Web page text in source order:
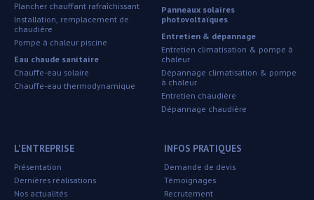
L'ENTREPRISE
Présentation
Dernières réalisations
Nos actualités
Plancher chauffant rafraîchissant
Installation, remplacement de
chaudière
Pompe à chaleur piscine
Eau chaude sanitaire
Chauffe-eau solaire
Chauffe-eau thermodynamique
Panneaux solaires
photovoltaïques
Entretien & dépannage
Entretien climatisation & pompe à
chaleur
Dépannage climatisation & pompe
à chaleur
Entretien chaudière
Dépannage chaudière
INFOS PRATIQUES
Demande de devis
Témoignages
Recrutement